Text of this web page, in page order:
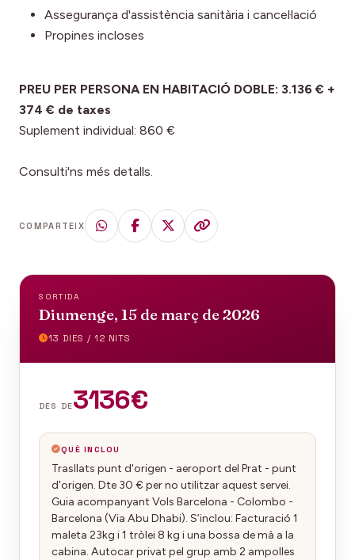
Assegurança d'assistència sanitària i cancel·lació
Propines incloses
PREU PER PERSONA EN HABITACIÓ DOBLE: 3.136 € +
374 € de taxes
Suplement individual: 860 €
Consulti'ns més detalls.
COMPARTEIX
SORTIDA
Diumenge, 15 de març de 2026
13 DIES / 12 NITS
DES DE3136€
QUÈ INCLOU
Trasllats punt d'origen - aeroport del Prat - punt
d'origen. Dte 30 € per no utilitzar aquest servei.
Guia acompanyant Vols Barcelona - Colombo -
Barcelona (Via Abu Dhabi). S’inclou: Facturació 1
maleta 23kg i 1 tròlei 8 kg i una bossa de mà a la
cabina. Autocar privat pel grup amb 2 ampolles